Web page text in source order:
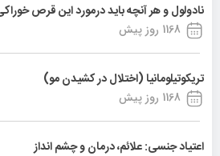
نادولول و هر آنچه باید درمورد این قرص
1168 روز پیش
تریکوتیلومانیا (اختلال در کشیدن مو)
1168 روز پیش
اعتیاد جنسی: علائم، درمان و چشم انداز